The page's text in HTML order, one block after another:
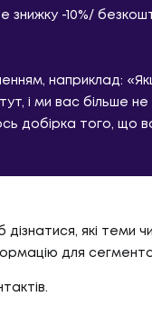
знижку -10%/
наприклад:
і ми вас більше не
добірка того, що
які теми
для